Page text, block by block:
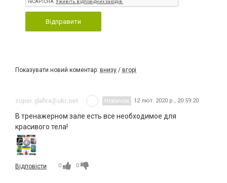
Відправити
Показувати новий коментар: внизу / вгорі
super.glafira@ukr.net Новичок 12 лют. 2020 р., 20:59:20
В тренажерном зале есть все необходимое для
красивого тела!
Відповісти 0 0